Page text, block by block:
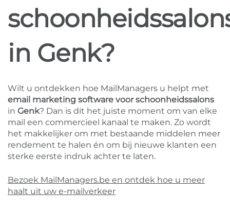
in Genk?
Wilt u ontdekken hoe MailManagers u helpt met
email marketing software voor schoonheidssalons
in Genk? Dan is dit het juiste moment om van elke
mail een commercieel kanaal te maken. Zo wordt
het makkelijker om met bestaande middelen meer
rendement te halen én om bij nieuwe klanten een
sterke eerste indruk achter te laten.
Bezoek MailManagers.be en ontdek hoe u meer
haalt uit uw e-mailverkeer